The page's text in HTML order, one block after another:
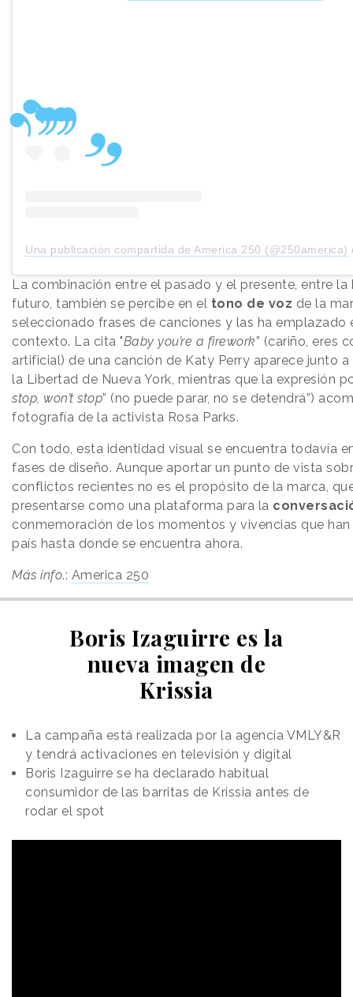
Una publicación compartida de America 250 (@250america)
La combinación entre el pasado y el presente, entre la
futuro, también se percibe en el tono de voz de la
seleccionado frases de canciones y las ha emplazado
contexto. La cita "Baby you’re a firework” (cariño, eres
artificial) de una canción de Katy Perry aparece junto
la Libertad de Nueva York, mientras que la expresión
stop, won’t stop” (no puede parar, no se detendrá”)
fotografía de la activista Rosa Parks.
Con todo, esta identidad visual se encuentra todavía
fases de diseño. Aunque aportar un punto de vista
conflictos recientes no es el propósito de la marca,
presentarse como una plataforma para la
conmemoración de los momentos y vivencias que
país hasta donde se encuentra ahora.
Más info.: America 250
Boris Izaguirre es la
nueva imagen de
Krissia
La campaña está realizada por la agencia VMLY&R
y tendrá activaciones en televisión y digital
Boris Izaguirre se ha declarado habitual
consumidor de las barritas de Krissia antes de
rodar el spot